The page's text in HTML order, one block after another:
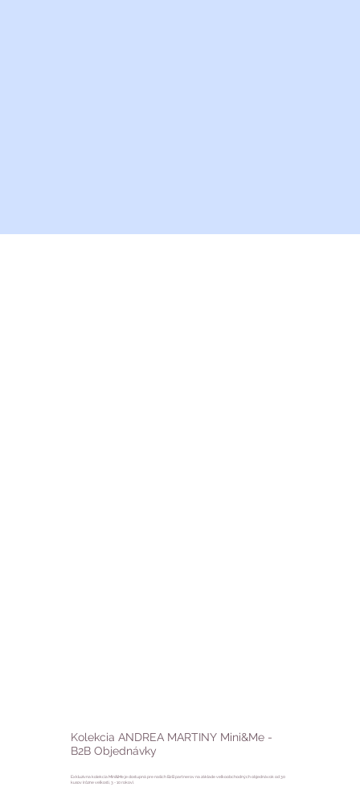
Kolekcia ANDREA MARTINY Mini&Me -
B2B Objednávky
Exkluzívna kolekcia Mini&Me je dostupná pre našich B2B partnerov na základe veľkoobchodných objednávok od 30
kusov (rôzne veľkosti, 3 - 10 rokov).